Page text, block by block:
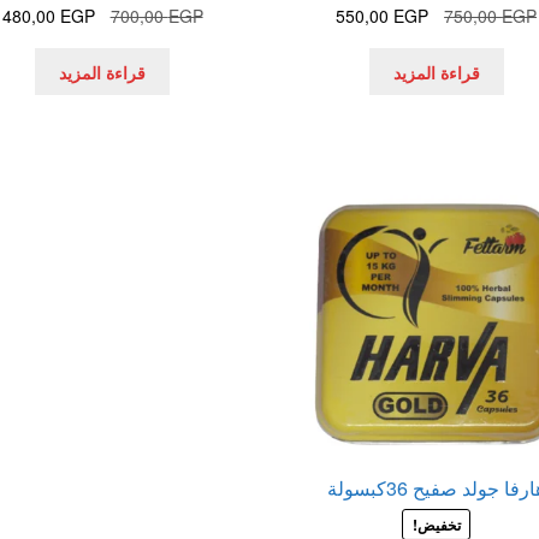
750,00EGP
السعر
هو:
550,00 EGP
السعر
قراءة المزيد
700,00EGP
السعر
هو:
480,00 EGP
قراءة المزيد
جولد صفيح 36كبسولة
تخفيض!